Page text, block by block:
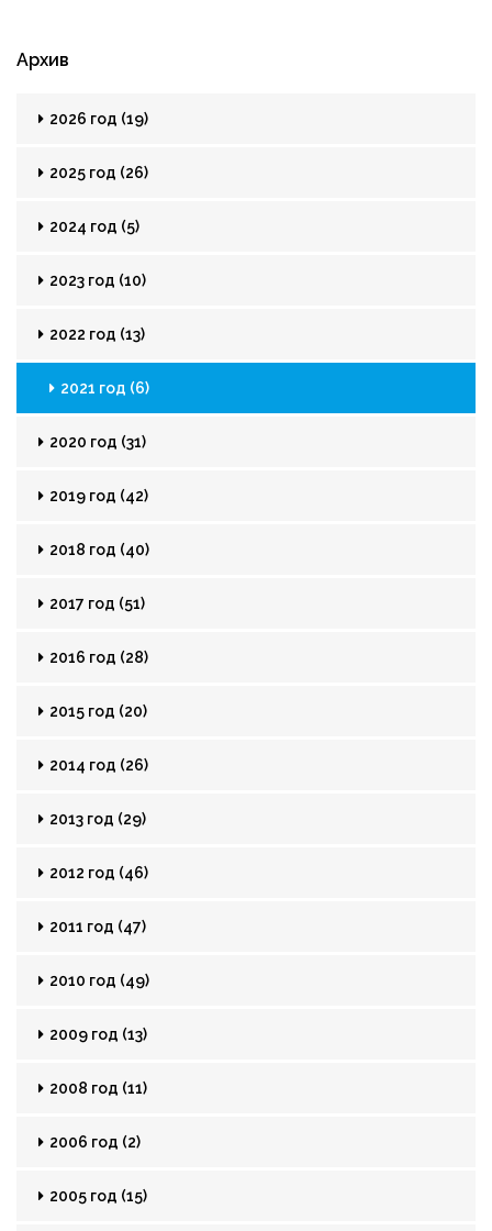
Архив
2026 год (19)
2025 год (26)
2024 год (5)
2023 год (10)
2022 год (13)
2021 год (6)
2020 год (31)
2019 год (42)
2018 год (40)
2017 год (51)
2016 год (28)
2015 год (20)
2014 год (26)
2013 год (29)
2012 год (46)
2011 год (47)
2010 год (49)
2009 год (13)
2008 год (11)
2006 год (2)
2005 год (15)